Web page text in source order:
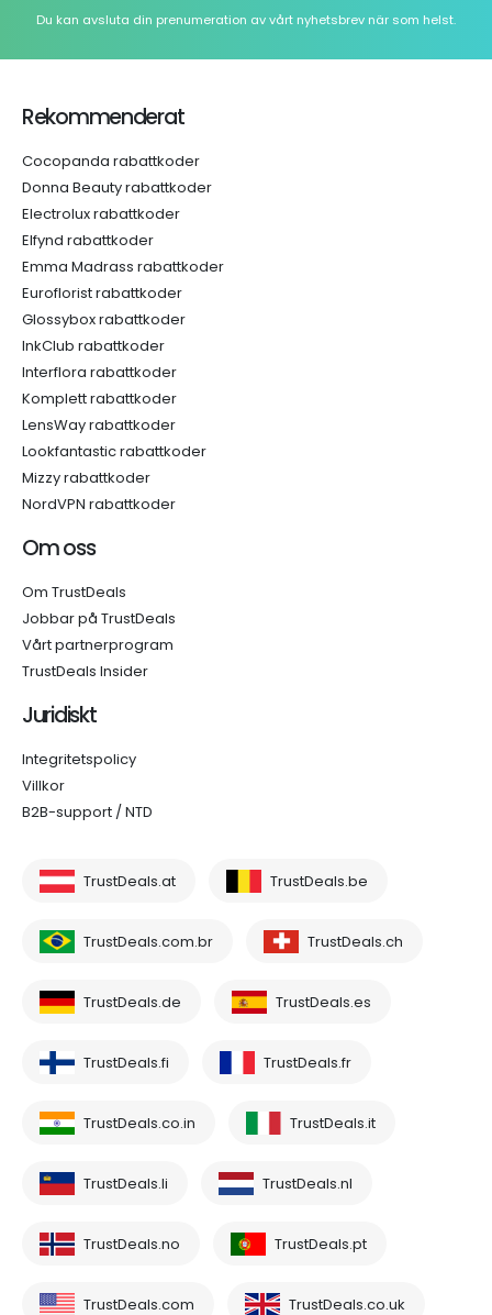
Du kan avsluta din prenumeration av vårt nyhetsbrev när som helst.
Rekommenderat
Cocopanda rabattkoder
Donna Beauty rabattkoder
Electrolux rabattkoder
Elfynd rabattkoder
Emma Madrass rabattkoder
Euroflorist rabattkoder
Glossybox rabattkoder
InkClub rabattkoder
Interflora rabattkoder
Komplett rabattkoder
LensWay rabattkoder
Lookfantastic rabattkoder
Mizzy rabattkoder
NordVPN rabattkoder
Om oss
Om TrustDeals
Jobbar på TrustDeals
Vårt partnerprogram
TrustDeals Insider
Juridiskt
Integritetspolicy
Villkor
B2B-support / NTD
TrustDeals.at TrustDeals.be
TrustDeals.com.br TrustDeals.ch
TrustDeals.de TrustDeals.es
TrustDeals.fi TrustDeals.fr
TrustDeals.co.in TrustDeals.it
TrustDeals.li TrustDeals.nl
TrustDeals.no TrustDeals.pt
TrustDeals.com TrustDeals.co.uk